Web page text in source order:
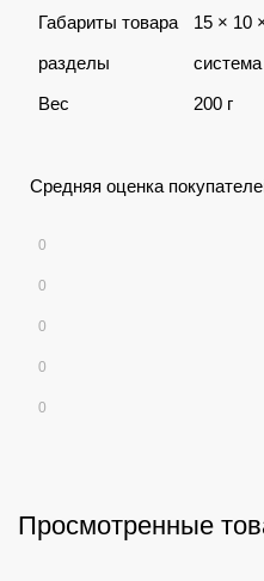
Габариты товара
15 × 10
разделы
Вес
200 г
Средняя оценка
0
0
0
0
0
Просмотренные